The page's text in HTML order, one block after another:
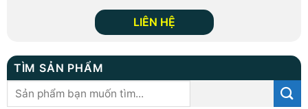
LIÊN HỆ
TÌM SẢN PHẨM
Tìm